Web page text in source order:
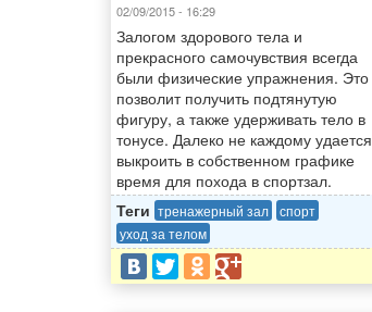
02/09/2015 - 16:29
Залогом здорового тела и
прекрасного самочувствия всегда
были физические упражнения. Это
позволит получить подтянутую
фигуру, а также удерживать тело в
тонусе. Далеко не каждому удается
выкроить в собственном графике
время для похода в спортзал.
Теги тренажерный зал спорт
уход за телом